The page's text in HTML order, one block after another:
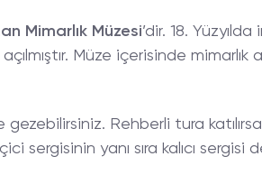
Mimarlık Müzesi’dir. 18.
Müze içerisinde mimarlık
Rehberli tura
sergisinin yanı sıra kalıcı sergisi